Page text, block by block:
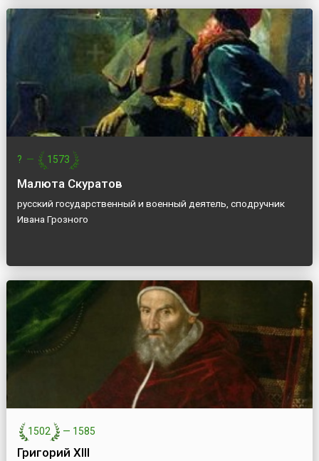
? — 1573
Малюта Скуратов
русский государственный и военный деятель, сподручник
Ивана Грозного
1502 — 1585
Григорий XIII